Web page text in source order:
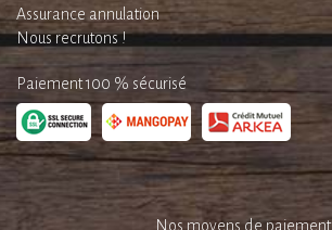
Assurance annulation
Nous recrutons !
Paiement 100 % sécurisé
Nos moyens de paiement